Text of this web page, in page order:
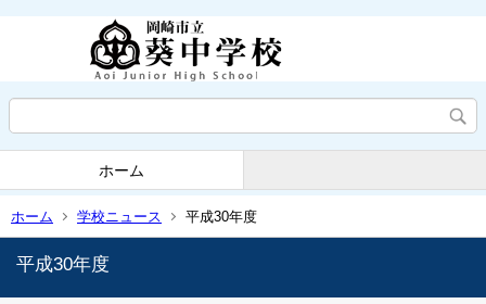
ホーム
ホーム 学校ニュース 平成30年度
平成30年度